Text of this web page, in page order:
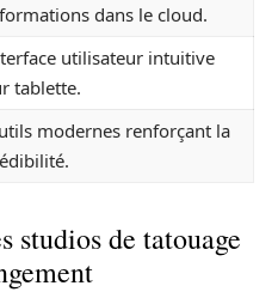
dans le cloud.
utilisateur intuitive
tablette.
modernes renforçant la
studios de tatouage